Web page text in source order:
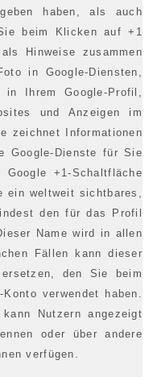
haben, als auch
beim Klicken auf +1
Hinweise zusammen
in Google-Diensten,
Ihrem Google-Profil,
und Anzeigen im
zeichnet Informationen
Google-Dienste für Sie
+1-Schaltfläche
ein weltweit sichtbares,
den für das Profil
Name wird in allen
Fällen kann dieser
den Sie beim
verwendet haben.
Nutzern angezeigt
oder über andere
verfügen.